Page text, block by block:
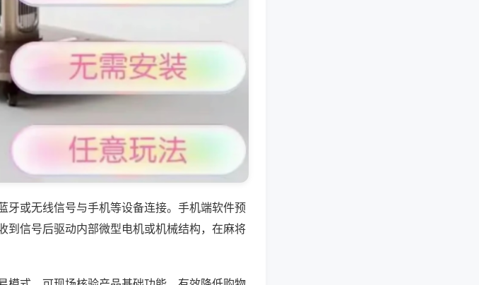
牙或无线信号与手机等设备连接。手机端软件预
到信号后驱动内部微型电机或机械结构，在麻将